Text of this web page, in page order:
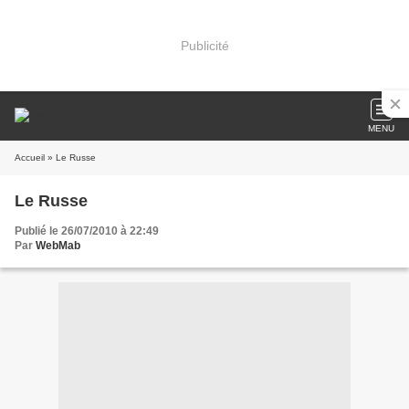
Publicité
MENU
Accueil » Le Russe
Le Russe
Publié le 26/07/2010 à 22:49
Par WebMab